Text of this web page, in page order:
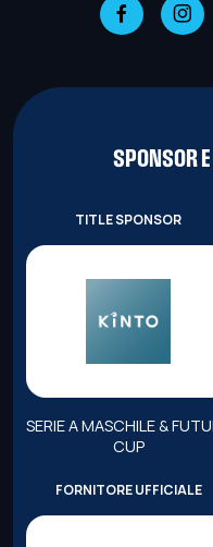
SPONSOR
TITLE SPONSOR
SERIE A MASCHILE &
CUP
FORNITORE UFFICIALE